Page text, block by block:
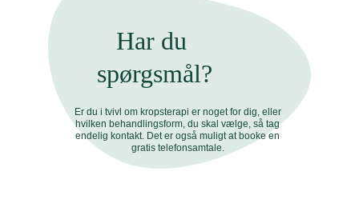
Har du
spørgsmål?
Er du i tvivl om kropsterapi er noget for dig, eller
hvilken behandlingsform, du skal vælge, så tag
endelig kontakt. Det er også muligt at booke en
gratis telefonsamtale.